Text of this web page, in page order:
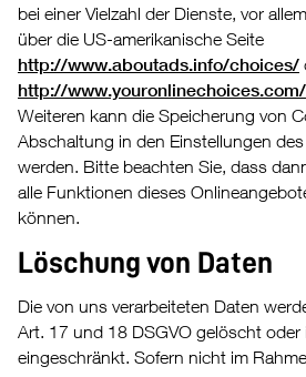
bei einer Vielzahl der Dienste, vor
über die US-amerikanische Seite
http://www.aboutads.info/choices/
http://www.youronlinechoices.com/
Weiteren kann die Speicherung von
Abschaltung in den Einstellungen
werden. Bitte beachten Sie, dass
alle Funktionen dieses
können.
Löschung von Daten
Die von uns verarbeiteten Daten
Art. 17 und 18 DSGVO gelöscht oder
eingeschränkt. Sofern nicht im